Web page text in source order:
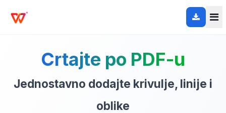
Crtajte po PDF-u
Jednostavno dodajte krivulje, linije i
oblike